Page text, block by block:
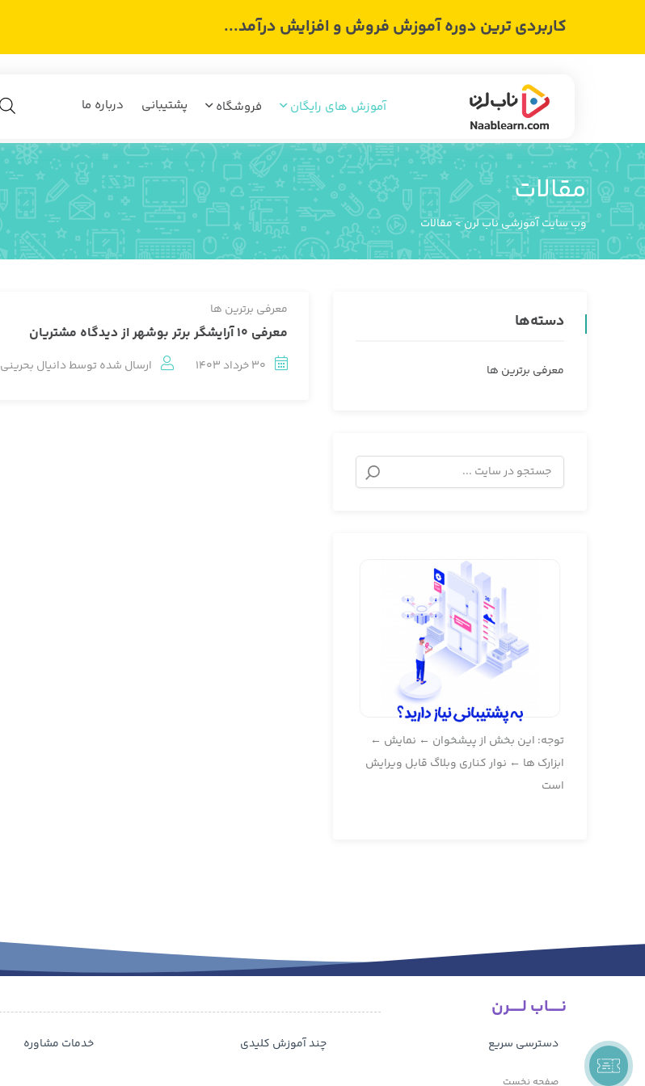
کاربردی ترین دوره آموزش فروش و افزایش درآمد...
آموزش های رایگان فروشگاه پشتیبانی درباره ما
مقالات
وب سایت آموزشی ناب لرن>مقالات
معرفی برترین ها
معرفی ۱۰ آرایشگر برتر بوشهر از دیدگاه مشتریان
30 خرداد 1403 ارسال شده توسط دانیال بحرینی
دسته‌ها
معرفی برترین ها
توجه: این بخش از پیشخوان ← نمایش ←
ابزارک ها ← نوار کناری وبلاگ قابل ویرایش
است
نـــــاب لـــــرن
دسترسی سریع
صفحه نخست
چند آموزش کلیدی خدمات مشاوره